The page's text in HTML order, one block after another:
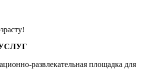
развлекательная площадка для